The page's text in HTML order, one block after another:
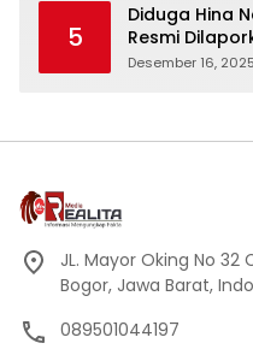
5
Diduga Hina
Resmi
Desember 16, 2025
JL. Mayor Oking No
Bogor, Jawa Barat,
089501044197